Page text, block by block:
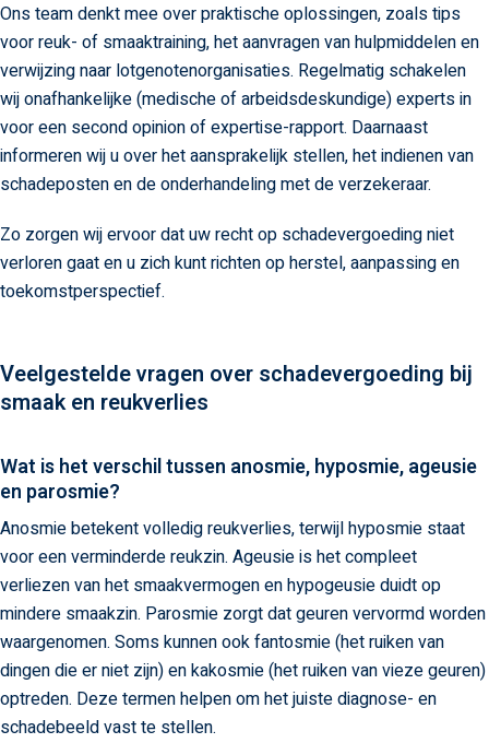
Ons team denkt mee over praktische oplossingen, zoals tips
voor reuk- of smaaktraining, het aanvragen van hulpmiddelen en
verwijzing naar lotgenotenorganisaties. Regelmatig schakelen
wij onafhankelijke (medische of arbeidsdeskundige) experts in
voor een second opinion of expertise-rapport. Daarnaast
informeren wij u over het aansprakelijk stellen, het indienen van
schadeposten en de onderhandeling met de verzekeraar.
Zo zorgen wij ervoor dat uw recht op schadevergoeding niet
verloren gaat en u zich kunt richten op herstel, aanpassing en
toekomstperspectief.
Veelgestelde vragen over schadevergoeding bij
smaak en reukverlies​
Wat is het verschil tussen anosmie, hyposmie, ageusie
en parosmie?
Anosmie betekent volledig reukverlies, terwijl hyposmie staat
voor een verminderde reukzin. Ageusie is het compleet
verliezen van het smaakvermogen en hypogeusie duidt op
mindere smaakzin. Parosmie zorgt dat geuren vervormd worden
waargenomen. Soms kunnen ook fantosmie (het ruiken van
dingen die er niet zijn) en kakosmie (het ruiken van vieze geuren)
optreden. Deze termen helpen om het juiste diagnose- en
schadebeeld vast te stellen.